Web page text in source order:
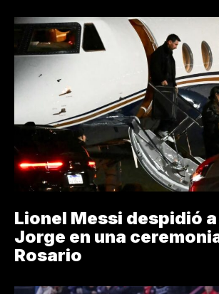
Lionel Messi despidió
Jorge en una
Rosario